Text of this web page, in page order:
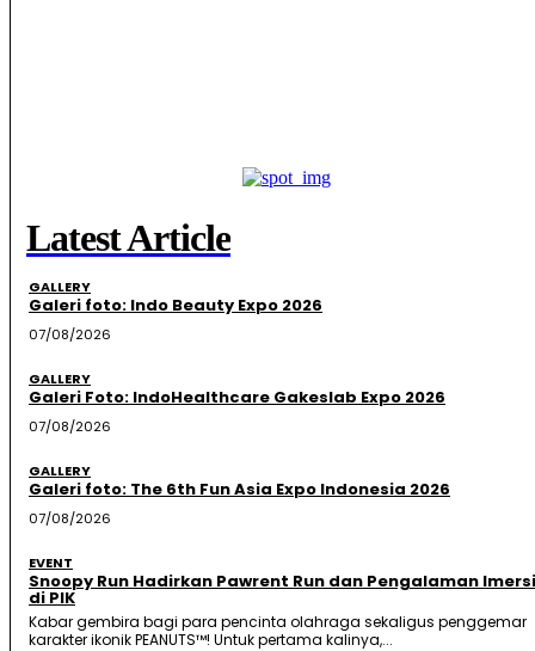
Latest Article
GALLERY
Galeri foto: Indo Beauty Expo 2026
07/08/2026
GALLERY
Galeri Foto: IndoHealthcare Gakeslab Expo 2026
07/08/2026
GALLERY
Galeri foto: The 6th Fun Asia Expo Indonesia 2026
07/08/2026
EVENT
Snoopy Run Hadirkan Pawrent Run dan Pengalaman
di PIK
Kabar gembira bagi para pencinta olahraga sekaligus penggemar
karakter ikonik PEANUTS™! Untuk pertama kalinya,...